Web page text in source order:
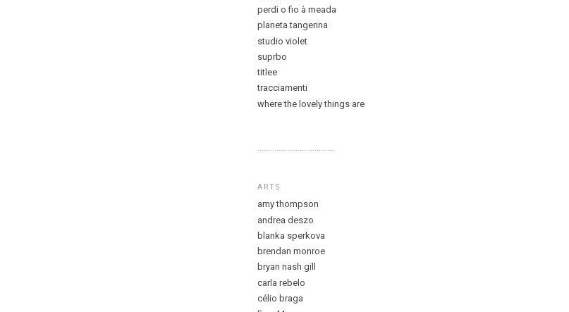
perdi o fio à meada
planeta tangerina
studio violet
suprbo
titlee
tracciamenti
where the lovely things are
ARTS
amy thompson
andrea deszo
blanka sperkova
brendan monroe
bryan nash gill
carla rebelo
célio braga